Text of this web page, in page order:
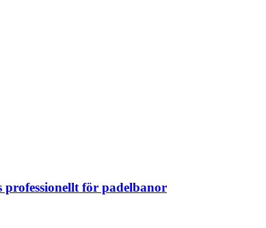
professionellt för padelbanor